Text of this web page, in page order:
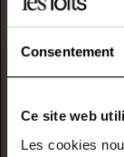
Consentement
Ce site web
Les cookies
Prix moyen des